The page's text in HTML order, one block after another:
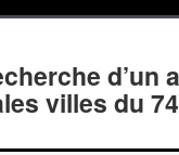
d’un
villes du 74